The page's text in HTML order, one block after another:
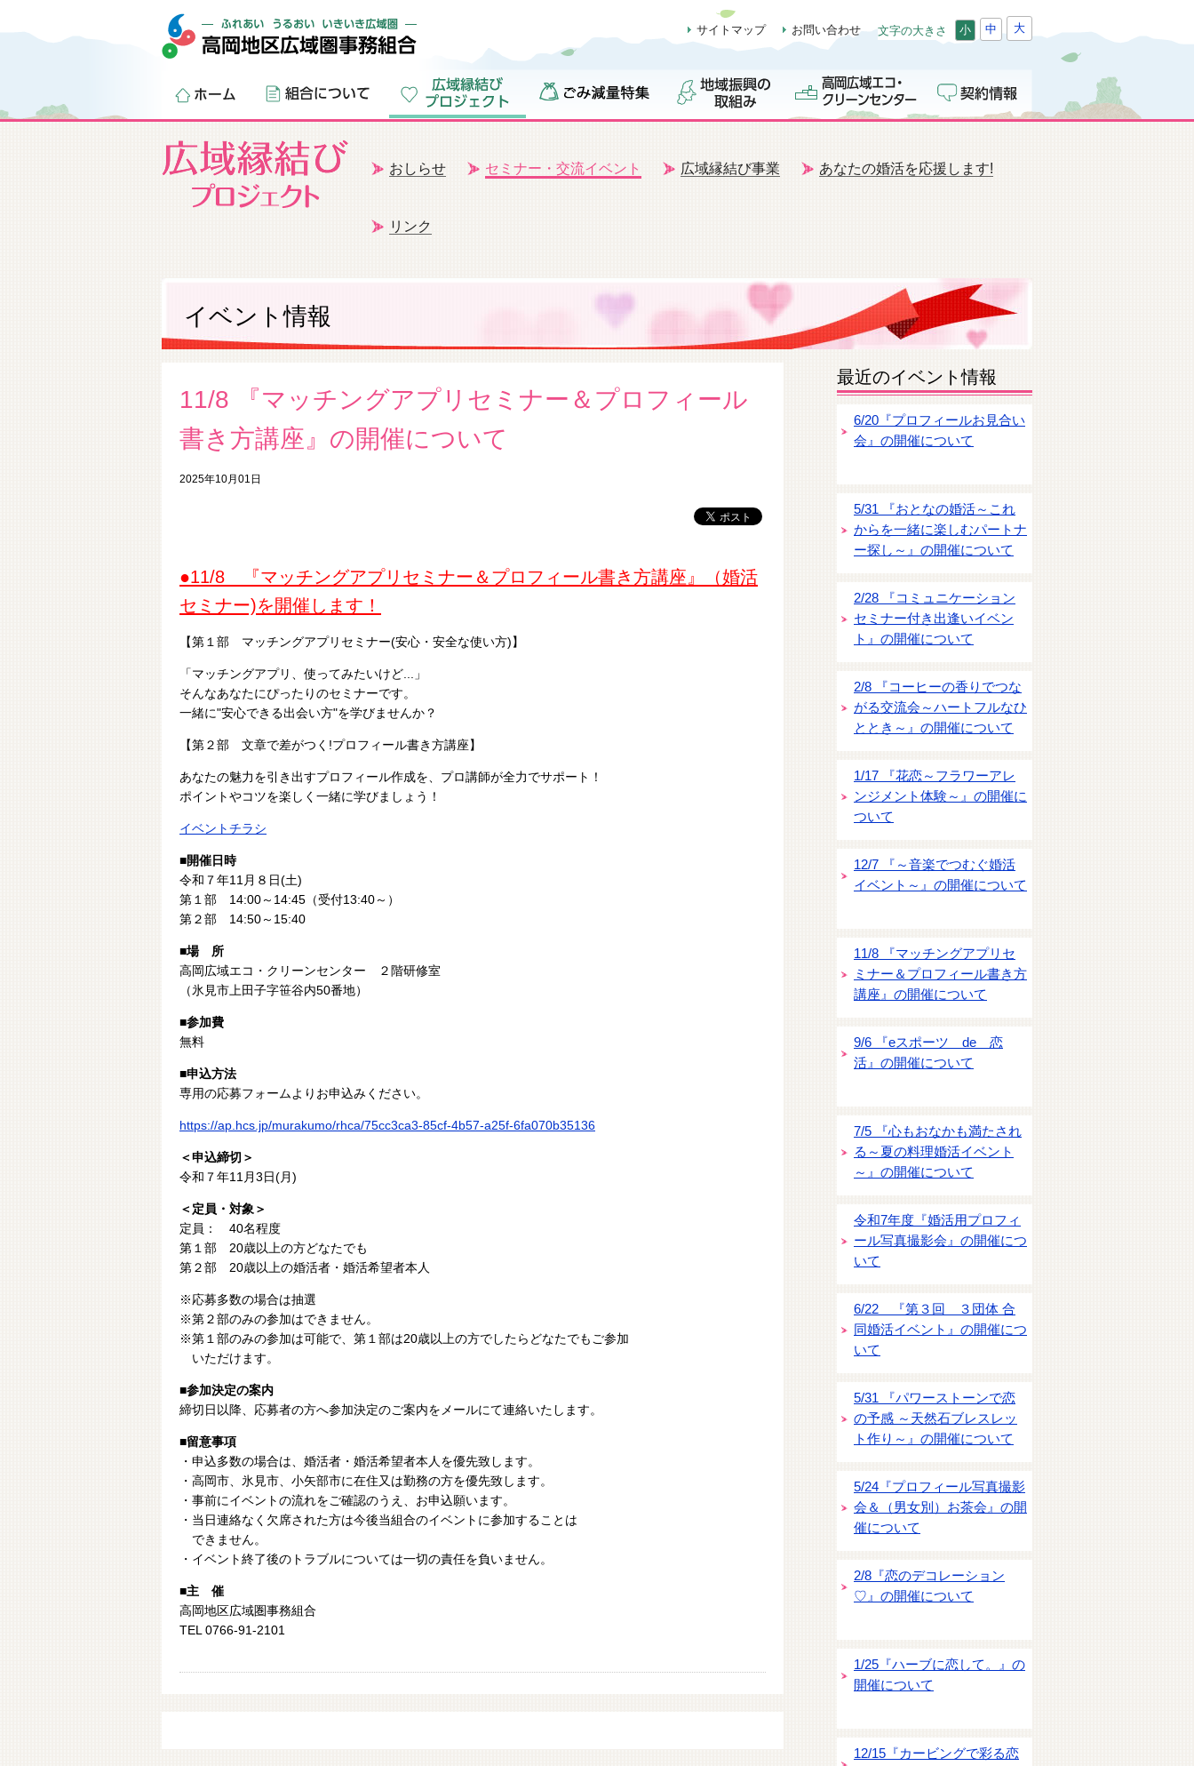
サイトマップ お問い合わせ 文字の大きさ 小 中 大
おしらせ セミナー・交流イベント 広域縁結び事業 あなたの婚活を応援します!
リンク
イベント情報
11/8 『マッチングアプリセミナー＆プロフィール
書き方講座』の開催について
2025年10月01日
●11/8 『マッチングアプリセミナー＆プロフィール書き方講座』（婚活
セミナー)を開催します！
【第１部 マッチングアプリセミナー(安心・安全な使い方)】
「マッチングアプリ、使ってみたいけど...」
そんなあなたにぴったりのセミナーです。
一緒に"安心できる出会い方"を学びませんか？
【第２部 文章で差がつく!プロフィール書き方講座】
あなたの魅力を引き出すプロフィール作成を、プロ講師が全力でサポート！
ポイントやコツを楽しく一緒に学びましょう！
イベントチラシ
■開催日時
令和７年11月８日(土)
第１部 14:00～14:45（受付13:40～）
第２部 14:50～15:40
■場 所
高岡広域エコ・クリーンセンター ２階研修室
（氷見市上田子字笹谷内50番地）
■参加費
無料
■申込方法
専用の応募フォームよりお申込みください。
https://ap.hcs.jp/murakumo/rhca/75cc3ca3-85cf-4b57-a25f-6fa070b35136
＜申込締切＞
令和７年11月3日(月)
＜定員・対象＞
定員： 40名程度
第１部 20歳以上の方どなたでも
第２部 20歳以上の婚活者・婚活希望者本人
※応募多数の場合は抽選
※第２部のみの参加はできません。
※第１部のみの参加は可能で、第１部は20歳以上の方でしたらどなたでもご参加
いただけます。
■参加決定の案内
締切日以降、 応募者の方へ参加決定のご案内を メールにて連絡いたします。
■留意事項
・申込多数の場合は、婚活者・婚活希望者本人を優先致します。
・高岡市、氷見市、小矢部市に在住又は勤務の方を優先致します。
・事前にイベントの流れをご確認のうえ、お申込願います。
・当日連絡なく欠席された方は今後当組合のイベントに参加することは
できません。
・イベント終了後のトラブルについては一切の責任を負いません。
■主 催
高岡地区広域圏事務組合
TEL 0766-91-2101
最近のイベント情報
6/20『プロフィールお見合い
会』の開催について
5/31 『おとなの婚活～これ
からを一緒に楽しむパートナ
ー探し～』の開催について
2/28 『コミュニケーション
セミナー付き出逢いイベン
ト』の開催について
2/8 『コーヒーの香りでつな
がる交流会～ハートフルなひ
ととき～』の開催について
1/17 『花恋～フラワーアレ
ンジメント体験～』の開催に
ついて
12/7 『～音楽でつむぐ婚活
イベント～』の開催について
11/8 『マッチングアプリセ
ミナー＆プロフィール書き方
講座』の開催について
9/6 『eスポーツ de 恋
活』の開催について
7/5 『心もおなかも満たされ
る～夏の料理婚活イベント
～』の開催について
令和7年度『婚活用プロフィ
ール写真撮影会』の開催につ
いて
6/22 『第３回 ３団体 合
同婚活イベント』の開催につ
いて
5/31 『パワーストーンで恋
の予感 ～天然石ブレスレッ
ト作り～』の開催について
5/24『プロフィール写真撮影
会＆（男女別）お茶会』の開
催について
2/8『恋のデコレーション
♡』の開催について
1/25『ハーブに恋して。』の
開催について
12/15『カービングで彩る恋